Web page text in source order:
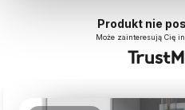
Produkt nie
Może zainteresują Cię